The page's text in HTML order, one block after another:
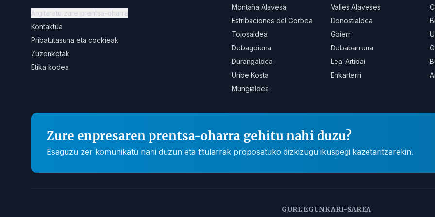
Argitaratu zure prentsa-oharra
Kontaktua
Pribatutasuna eta cookieak
Zuzenketak
Etika kodea
Montaña Alavesa
Valles Alaveses
Estribaciones del Gorbea
Donostialdea
Tolosaldea
Goierri
Debagoiena
Debabarrena
Durangaldea
Lea-Artibai
Uribe Kosta
Enkarterri
Mungialdea
Zure enpresaren prentsa-oharra gehitu nahi duzu?
Esaguzu zer komunikatu nahi duzun eta titularrak proposatuko dizkizugu ikuspegi kazetaritzarekin.
GURE EGUNKARI-SAREA